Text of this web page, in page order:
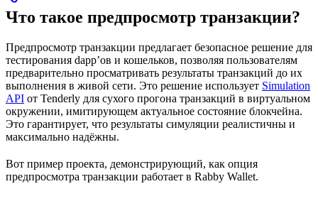
Что такое предпросмотр транзакции?
Предпросмотр транзакции предлагает безопасное решение для
тестирования dapp’ов и кошельков, позволяя пользователям
предварительно просматривать результаты транзакций до их
выполнения в живой сети. Это решение использует Simulation
API от Tenderly для сухого прогона транзакций в виртуальном
окружении, имитирующем актуальное состояние блокчейна.
Это гарантирует, что результаты симуляции реалистичны и
максимально надёжны.
Вот пример проекта, демонстрирующий, как опция
предпросмотра транзакции работает в Rabby Wallet.